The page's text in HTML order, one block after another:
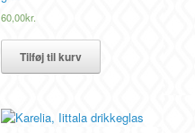
60,00kr.
Tilføj til kurv